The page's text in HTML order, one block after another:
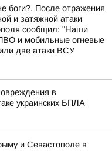
боги?. После отражения
и затяжной атаки
сообщил: "Наши
и мобильные огневые
две атаки ВСУ
в
украинских БПЛА
и Севастополе в